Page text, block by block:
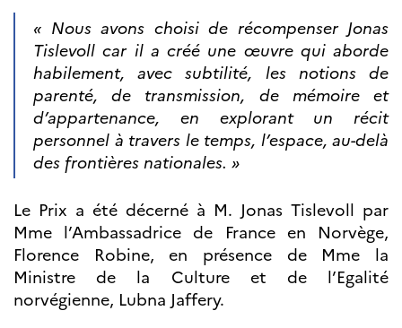
Étudier en France
Campus France
Norvège en voyage en
France
Étudier en
Norvège
Doctorats et post-
doctorats en
France
Bourse d’études
French+Gastronomy et
French+ Hospitality
Témoignages
Institutionnels
France Alumni
« Nous avons choisi de récompenser Jonas
Tislevoll car il a créé une œuvre qui aborde
habilement, avec subtilité, les notions de
parenté, de transmission, de mémoire et
d’appartenance, en explorant un récit
personnel à travers le temps, l’espace, au-delà
des frontières nationales. »
Le Prix a été décerné à M. Jonas Tislevoll par
Mme l’Ambassadrice de France en Norvège,
Florence Robine, en présence de Mme la
Ministre de la Culture et de l’Egalité
norvégienne, Lubna Jaffery.